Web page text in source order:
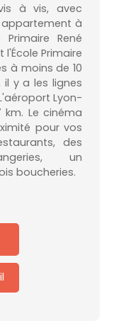
à vis, avec
à
René
l'École Primaire
à moins de 10
y a les lignes
Lyon-
km. Le cinéma
pour vos
des
un
boucheries.